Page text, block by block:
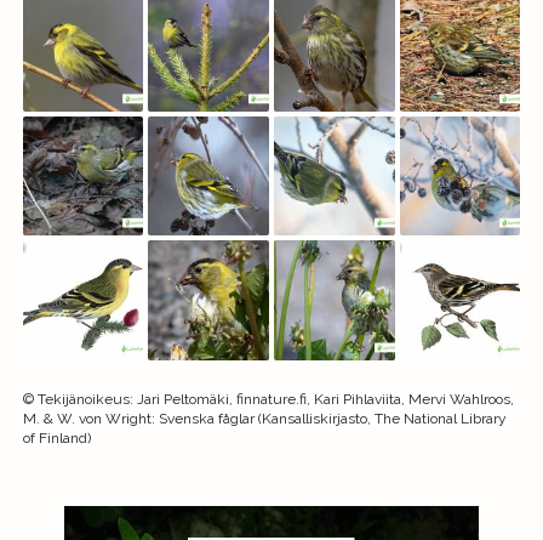
© Tekijänoikeus: Jari Peltomäki, finnature.fi, Kari Pihlaviita, Mervi Wahlroos,
M. & W. von Wright: Svenska fåglar (Kansalliskirjasto, The National Library
of Finland)